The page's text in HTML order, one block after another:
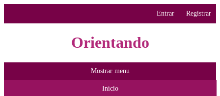
Entrar Registrar
Orientando
Mostrar menu
Início